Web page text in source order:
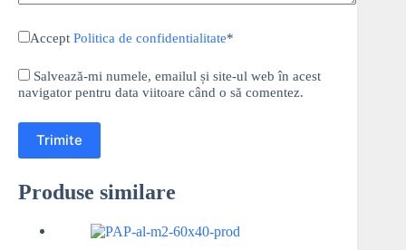
Accept Politica de confidentialitate*
Salvează-mi numele, emailul și site-ul web în acest
navigator pentru data viitoare când o să comentez.
Trimite
Produse similare